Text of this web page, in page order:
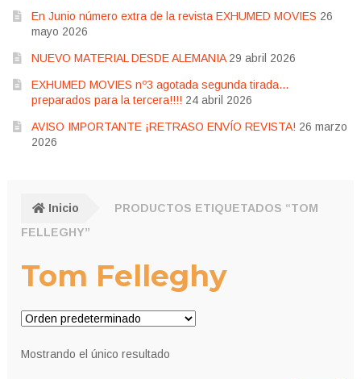
En Junio número extra de la revista EXHUMED MOVIES 26
mayo 2026
NUEVO MATERIAL DESDE ALEMANIA 29 abril 2026
EXHUMED MOVIES nº3 agotada segunda tirada…
preparados para la tercera!!!! 24 abril 2026
AVISO IMPORTANTE ¡RETRASO ENVÍO REVISTA! 26 marzo
2026
Inicio
PRODUCTOS ETIQUETADOS “TOM
FELLEGHY”
Tom Felleghy
Mostrando el único resultado